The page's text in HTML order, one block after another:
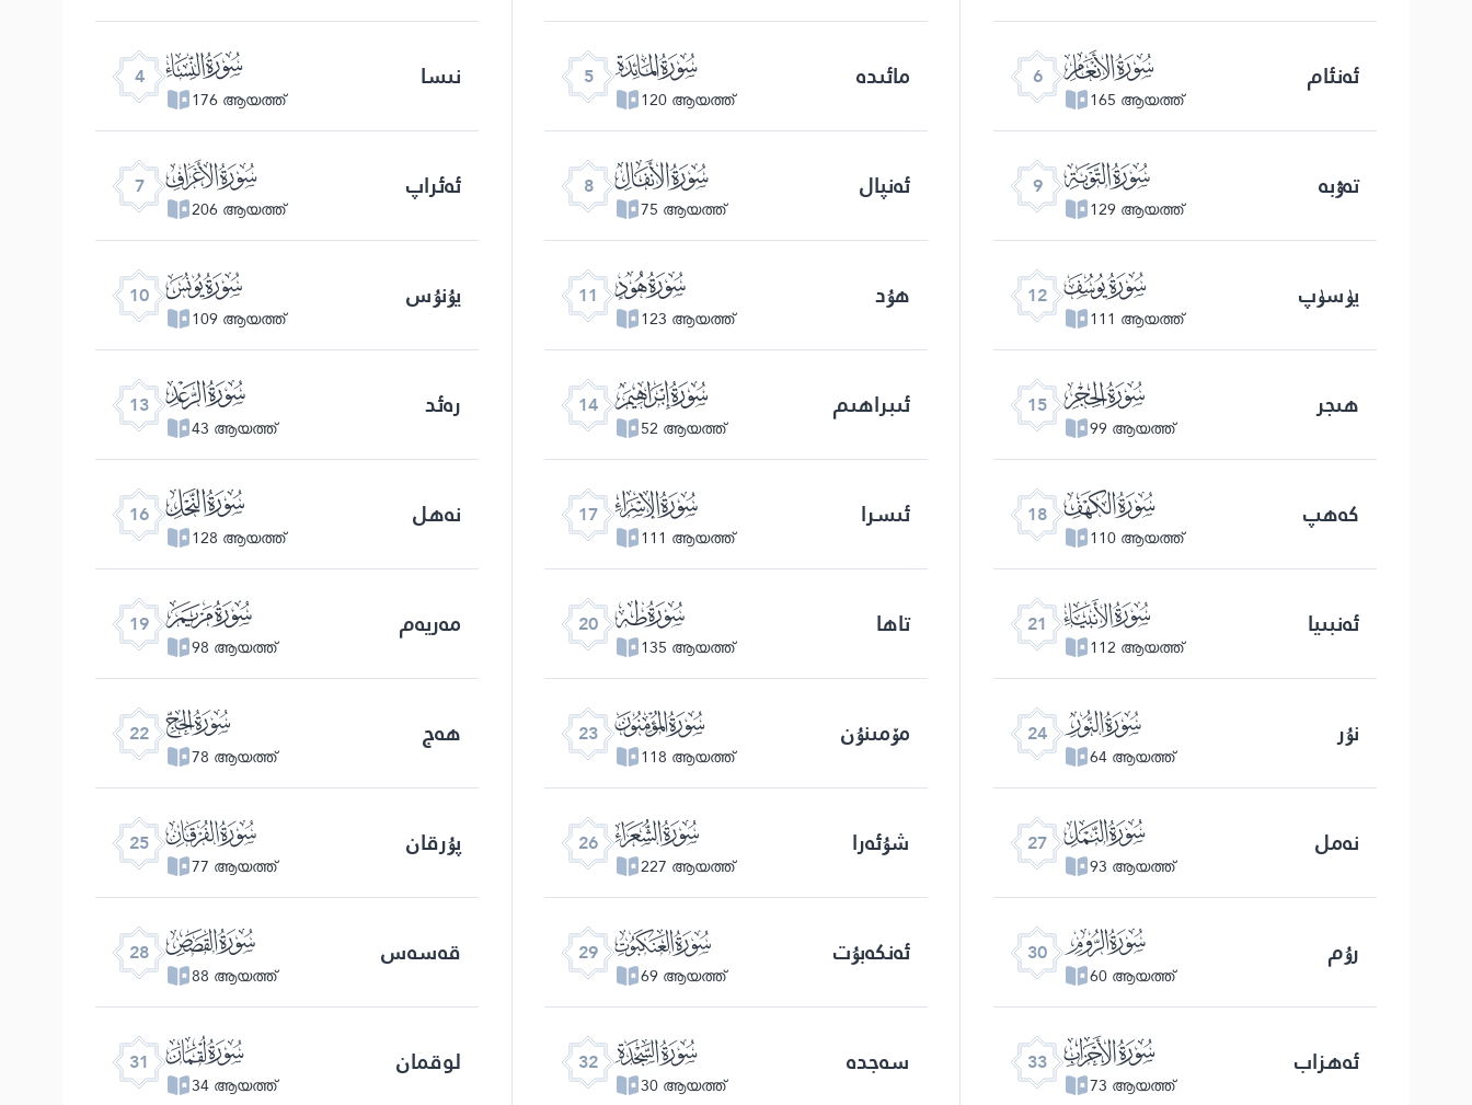
4 ﮐ
176 ആയത്ത്
نىسا 5 ﮑ
120 ആയത്ത്
مائىدە 6 ﮒ
165 ആയത്ത്
ئەنئام
7 ﮓ
206 ആയത്ത്
ئەئراپ 8 ﮔ
75 ആയത്ത്
ئەنپال 9 ﮕ
129 ആയത്ത്
تەۋبە
10 ﮖ
109 ആയത്ത്
يۇنۇس 11 ﮗ
123 ആയത്ത്
ھۇد 12 ﮘ
111 ആയത്ത്
يۈسۈپ
13 ﮙ
43 ആയത്ത്
رەئد 14 ﮚ
52 ആയത്ത്
ئىبراھىم 15 ﮛ
99 ആയത്ത്
ھىجر
16 ﮜ
128 ആയത്ത്
نەھل 17 ﮝ
111 ആയത്ത്
ئىسرا 18 ﮞ
110 ആയത്ത്
كەھپ
19 ﮟ
98 ആയത്ത്
مەريەم 20 ﮠ
135 ആയത്ത്
تاھا 21 ﮡ
112 ആയത്ത്
ئەنبىيا
22 ﮢ
78 ആയത്ത്
ھەج 23 ﮣ
118 ആയത്ത്
مۆمىنۇن 24 ﮤ
64 ആയത്ത്
نۇر
25 ﮥ
77 ആയത്ത്
پۇرقان 26 ﮦ
227 ആയത്ത്
شۇئەرا 27 ﮧ
93 ആയത്ത്
نەمل
28 ﮨ
88 ആയത്ത്
قەسەس 29 ﮩ
69 ആയത്ത്
ئەنكەبۇت 30 ﮪ
60 ആയത്ത്
رۇم
31 ﮫ
34 ആയത്ത്
لوقمان 32 ﮬ
30 ആയത്ത്
سەجدە 33 ﮭ
73 ആയത്ത്
ئەھزاب